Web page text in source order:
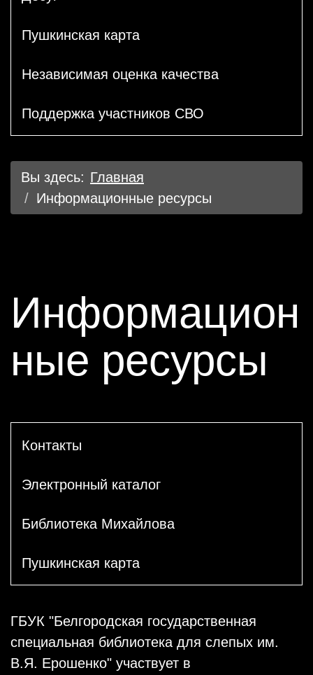
Пушкинская карта
Независимая оценка качества
Поддержка участников СВО
Вы здесь: Главная
Информационные ресурсы
Информацион
ные ресурсы
Контакты
Электронный каталог
Библиотека Михайлова
Пушкинская карта
ГБУК "Белгородская государственная
специальная библиотека для слепых им.
В.Я. Ерошенко" участвует в